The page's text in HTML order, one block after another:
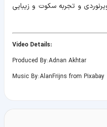
و تجربه سکوت و زیبایی
:Video Details
Produced By: Adnan Akhtar
Music By: AlanFrijns from Pixabay